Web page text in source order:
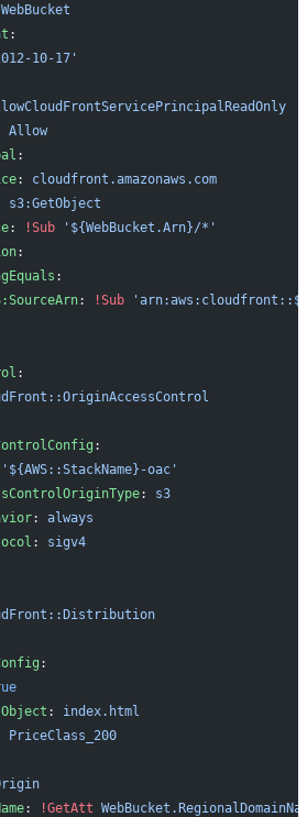
:
10-17'
Allow
:
: cloudfront.amazonaws.com
s3:GetObject
: !Sub '${WebBucket.Arn}/*'
:
:
: !Sub
:
:
oac'
: s3
: always
: sigv4
:
: index.html
PriceClass_200
: !GetAtt